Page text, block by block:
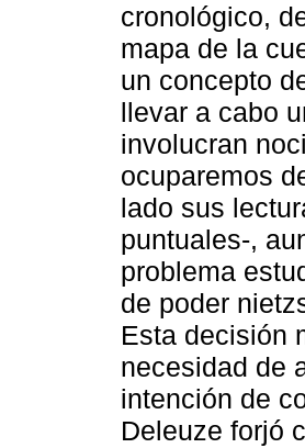
cronológico,
mapa de la
un concepto
llevar a cabo
involucran
ocuparemos
lado sus
puntuales-,
problema
de poder
Esta decisión
necesidad de
intención de
Deleuze forjó